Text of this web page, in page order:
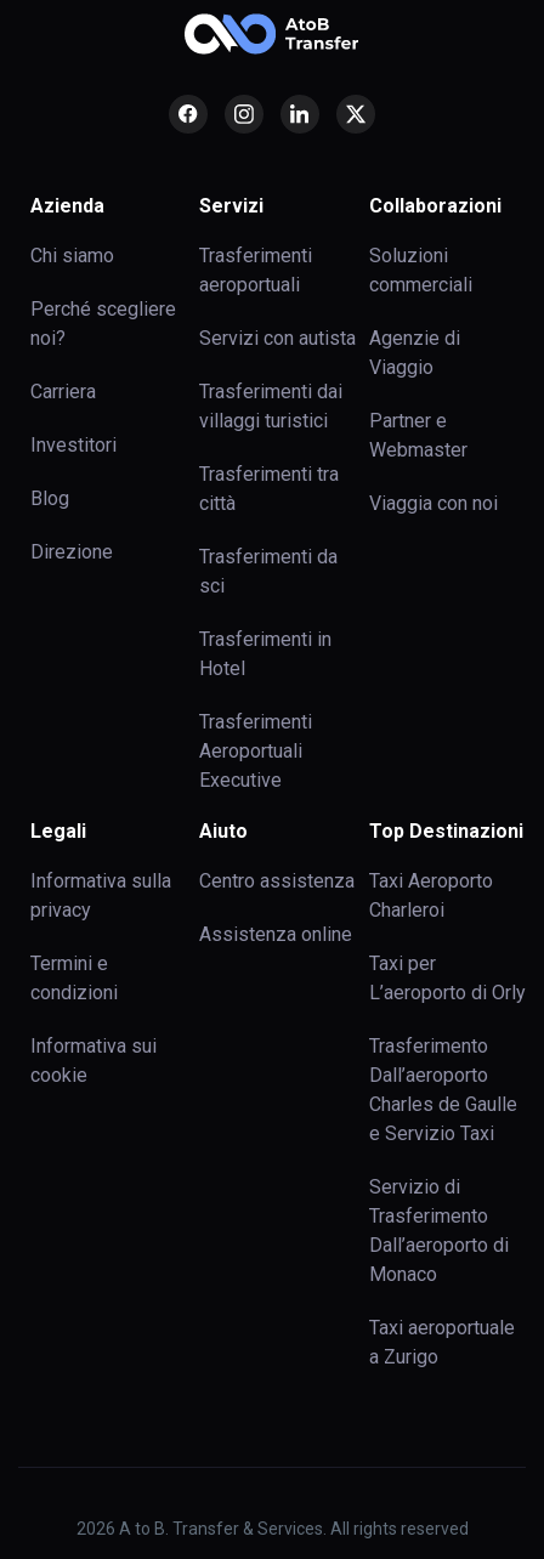
Azienda
Chi siamo
Perché scegliere
noi?
Carriera
Investitori
Blog
Direzione
Servizi
Trasferimenti
aeroportuali
Servizi con autista
Trasferimenti dai
villaggi turistici
Trasferimenti tra
сittà
Trasferimenti da
sci
Trasferimenti in
Hotel
Trasferimenti
Aeroportuali
Executive
Collaborazioni
Soluzioni
commerciali
Agenzie di
Viaggio
Partner e
Webmaster
Viaggia con noi
Legali
Informativa sulla
privacy
Termini e
condizioni
Informativa sui
cookie
Aiuto
Centro assistenza
Assistenza online
Top Destinazioni
Taxi Aeroporto
Charleroi
Taxi per
L’aeroporto di Orly
Trasferimento
Dall’aeroporto
Charles de Gaulle
e Servizio Taxi
Servizio di
Trasferimento
Dall’aeroporto di
Monaco
Taxi aeroportuale
a Zurigo
2026 A to B. Transfer & Services. All rights reserved